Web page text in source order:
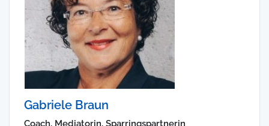
Gabriele Braun
Coach, Mediatorin, Sparringspartnerin